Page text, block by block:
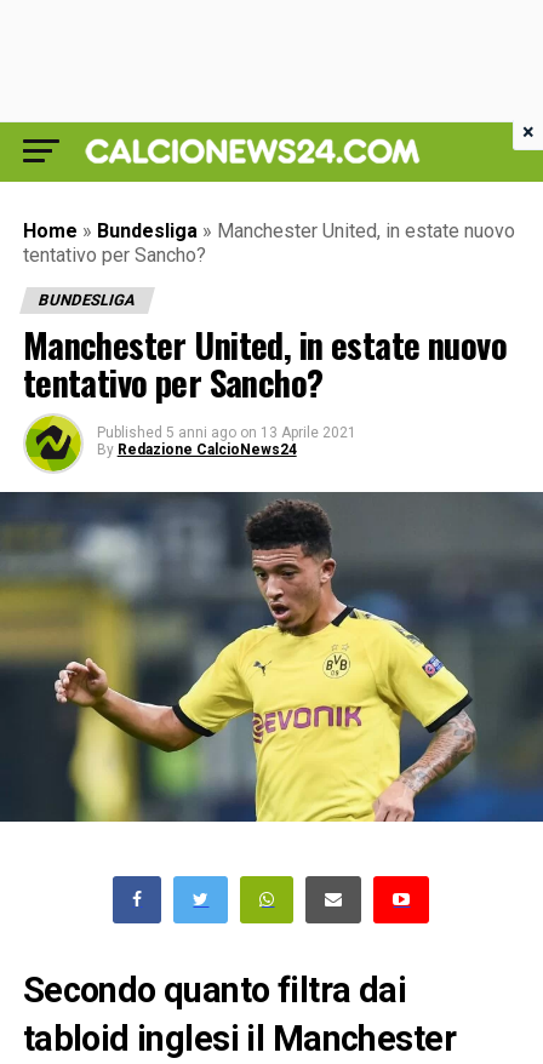
Home » Bundesliga » Manchester United, in estate nuovo
tentativo per Sancho?
BUNDESLIGA
Manchester United, in estate nuovo
tentativo per Sancho?
Published 5 anni ago on 13 Aprile 2021
By Redazione CalcioNews24
Secondo quanto filtra dai
tabloid inglesi il Manchester
×